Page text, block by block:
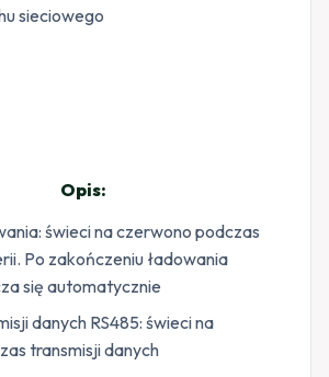
sieciowego
Opis:
świeci na czerwono podczas
Po zakończeniu ładowania
się automatycznie
danych RS485: świeci na
transmisji danych